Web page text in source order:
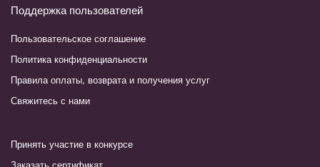
Поддержка пользователей
Пользовательское соглашение
Политика конфиденциальности
Правила оплаты, возврата и получения услуг
Свяжитесь с нами
Принять участие в конкурсе
Заказать сертификат